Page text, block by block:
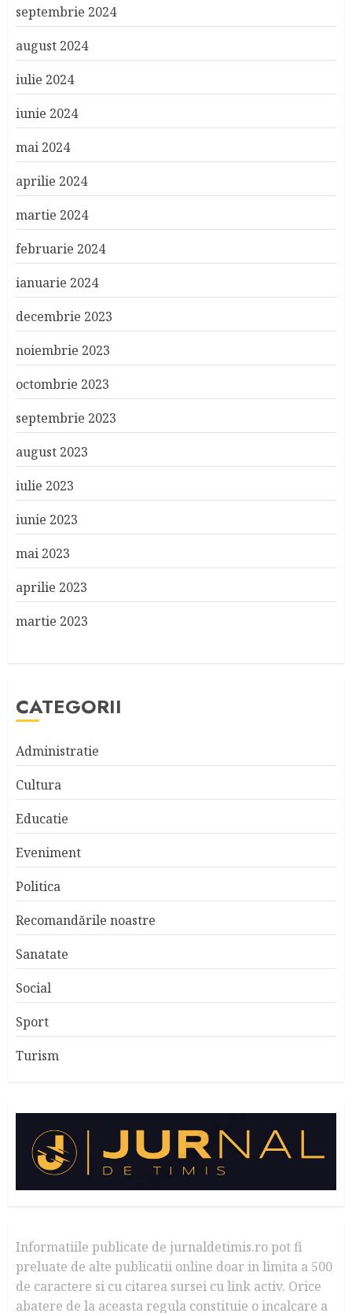
septembrie 2024
august 2024
iulie 2024
iunie 2024
mai 2024
aprilie 2024
martie 2024
februarie 2024
ianuarie 2024
decembrie 2023
noiembrie 2023
octombrie 2023
septembrie 2023
august 2023
iulie 2023
iunie 2023
mai 2023
aprilie 2023
martie 2023
CATEGORII
Administratie
Cultura
Educatie
Eveniment
Politica
Recomandările noastre
Sanatate
Social
Sport
Turism
Informatiile publicate de jurnaldetimis.ro pot fi
preluate de alte publicatii online doar in limita a 500
de caractere si cu citarea sursei cu link activ. Orice
abatere de la aceasta regula constituie o incalcare a